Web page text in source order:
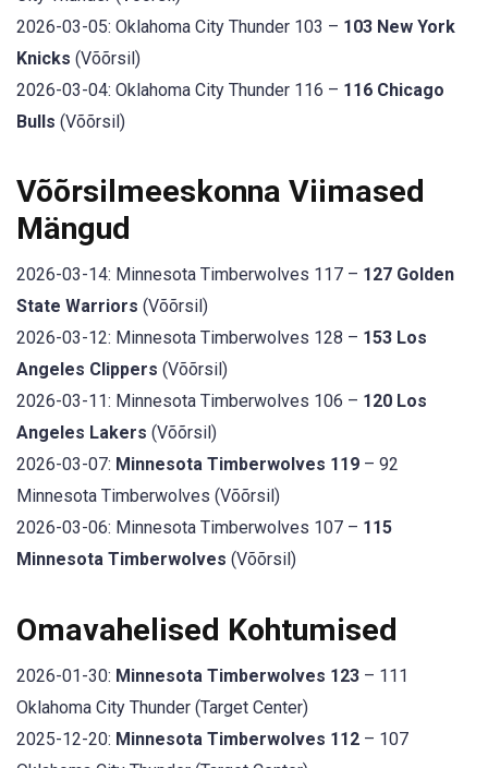
2026-03-05: Oklahoma City Thunder 103 – 103 New York
Knicks (Võõrsil)
2026-03-04: Oklahoma City Thunder 116 – 116 Chicago
Bulls (Võõrsil)
Võõrsilmeeskonna Viimased
Mängud
2026-03-14: Minnesota Timberwolves 117 – 127 Golden
State Warriors (Võõrsil)
2026-03-12: Minnesota Timberwolves 128 – 153 Los
Angeles Clippers (Võõrsil)
2026-03-11: Minnesota Timberwolves 106 – 120 Los
Angeles Lakers (Võõrsil)
2026-03-07: Minnesota Timberwolves 119 – 92
Minnesota Timberwolves (Võõrsil)
2026-03-06: Minnesota Timberwolves 107 – 115
Minnesota Timberwolves (Võõrsil)
Omavahelised Kohtumised
2026-01-30: Minnesota Timberwolves 123 – 111
Oklahoma City Thunder (Target Center)
2025-12-20: Minnesota Timberwolves 112 – 107